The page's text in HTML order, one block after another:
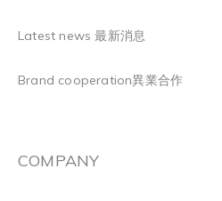
Latest news 最新消息
Brand cooperation異業合作
COMPANY